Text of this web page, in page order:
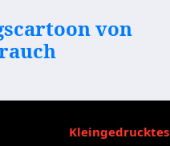
von
Kleingedrucktes